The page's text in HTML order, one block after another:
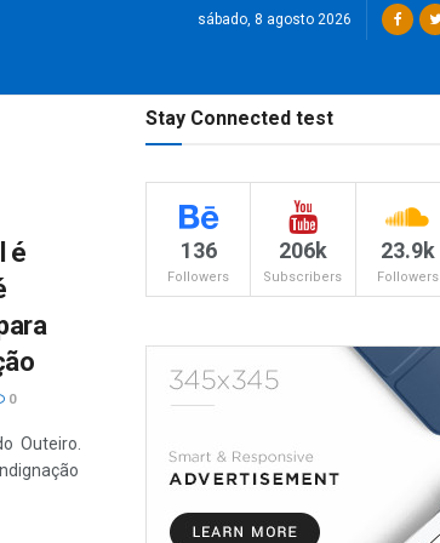
sábado, 8 agosto 2026
é
0
Outeiro.
Stay Connected test
136
Followers
206k
Subscribers
23.9k
Followers